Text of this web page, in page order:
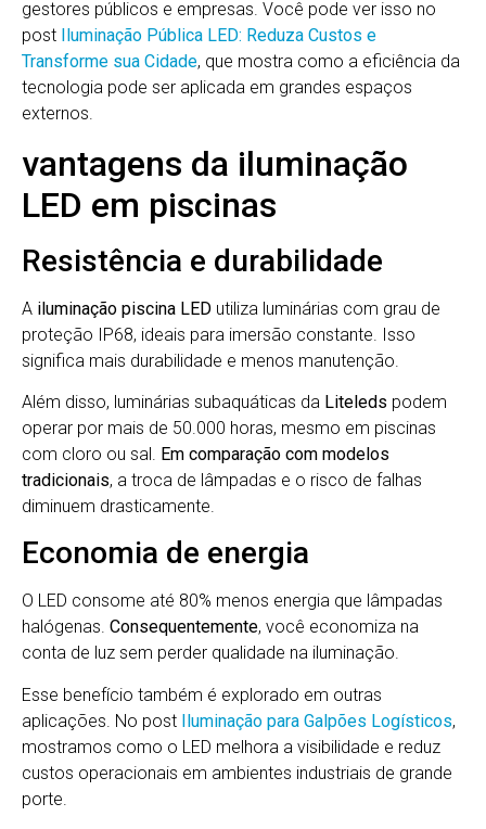
gestores públicos e empresas. Você pode ver isso no
post Iluminação Pública LED: Reduza Custos e
Transforme sua Cidade, que mostra como a eficiência da
tecnologia pode ser aplicada em grandes espaços
externos.
vantagens da iluminação
LED em piscinas
Resistência e durabilidade
A iluminação piscina LED utiliza luminárias com grau de
proteção IP68, ideais para imersão constante. Isso
significa mais durabilidade e menos manutenção.
Além disso, luminárias subaquáticas da Liteleds podem
operar por mais de 50.000 horas, mesmo em piscinas
com cloro ou sal. Em comparação com modelos
tradicionais, a troca de lâmpadas e o risco de falhas
diminuem drasticamente.
Economia de energia
O LED consome até 80% menos energia que lâmpadas
halógenas. Consequentemente, você economiza na
conta de luz sem perder qualidade na iluminação.
Esse benefício também é explorado em outras
aplicações. No post Iluminação para Galpões Logísticos,
mostramos como o LED melhora a visibilidade e reduz
custos operacionais em ambientes industriais de grande
porte.